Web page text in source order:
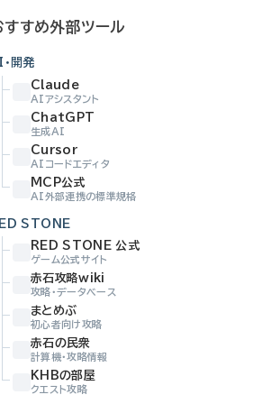
すすめ外部ツール
開発
Claude
AIアシスタント
ChatGPT
生成AI
Cursor
AIコードエディタ
MCP公式
AI外部連携の標準規格
STONE
RED STONE 公式
ゲーム公式サイト
赤石攻略wiki
攻略・データベース
まとめぶ
初心者向け攻略
赤石の民衆
計算機・攻略情報
KHBの部屋
クエスト攻略